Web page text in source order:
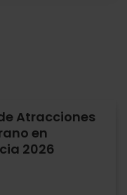
Atracciones
en
2026